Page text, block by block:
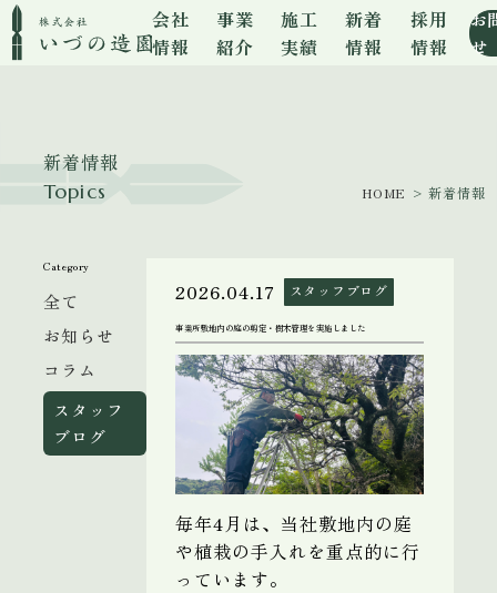
会社
情報
事業
紹介
施工
実績
新着
情報
採用
情報
お
せ
新着情報
Topics HOME > 新着情報
Category
全て
お知らせ
コラム
スタッフ
ブログ
2026.04.17 スタッフブログ
事業所敷地内の庭の剪定・樹木管理を実施しました
毎年4月は、当社敷地内の庭
や植栽の手入れを重点的に行
っています。